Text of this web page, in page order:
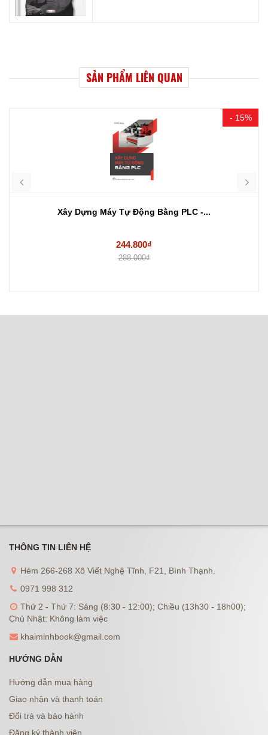
SẢN PHẨM LIÊN QUAN
- 15%
Xây Dựng Máy Tự Động Bằng PLC -...
244.800₫
288.000₫
THÔNG TIN LIÊN HỆ
Hẻm 266-268 Xô Viết Nghệ Tĩnh, F21, Bình Thạnh.
0971 998 312
Thứ 2 - Thứ 7: Sáng (8:30 - 12:00); Chiều (13h30 - 18h00);
Chủ Nhật: Không làm việc
khaiminhbook@gmail.com
HƯỚNG DẪN
Hướng dẫn mua hàng
Giao nhận và thanh toán
Đổi trả và bảo hành
Đăng ký thành viên